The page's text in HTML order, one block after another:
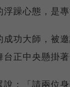
躁心態，是專
成功大師，被
正中央懸掛著
說：「請兩位